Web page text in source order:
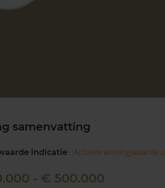
samenvatting
indicatie
Actuele woningwaarde
- € 500.000